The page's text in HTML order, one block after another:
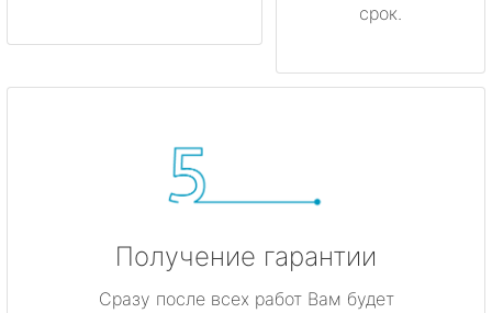
срок.
Получение гарантии
Сразу после всех работ Вам будет